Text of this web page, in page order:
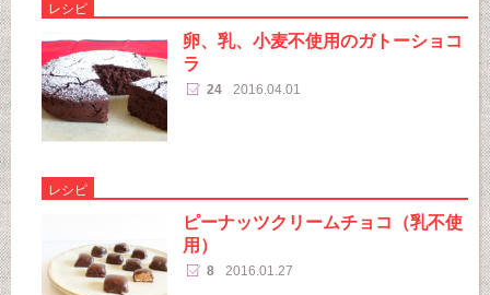
レシピ
卵、乳、小麦不使用のガトーショコ
ラ
24 2016.04.01
レシピ
ピーナッツクリームチョコ（乳不使
用）
8 2016.01.27